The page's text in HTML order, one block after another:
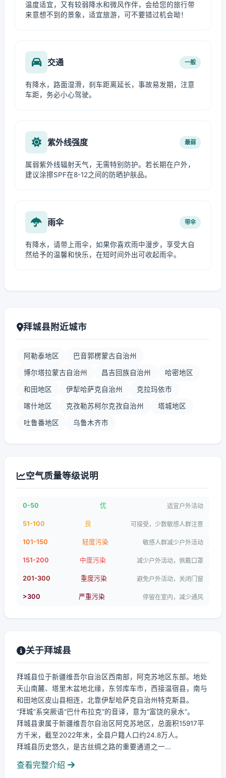
温度适宜，又有较弱降水和微风作伴，会给您的旅行带
来意想不到的景象，适宜旅游，可不要错过机会呦！
交通 一般
有降水，路面湿滑，刹车距离延长，事故易发期，注意
车距，务必小心驾驶。
紫外线强度 最弱
属弱紫外线辐射天气，无需特别防护。若长期在户外，
建议涂擦SPF在8-12之间的防晒护肤品。
雨伞 带伞
有降水，请带上雨伞，如果你喜欢雨中漫步，享受大自
然给予的温馨和快乐，在短时间外出可收起雨伞。
拜城县附近城市
阿勒泰地区 巴音郭楞蒙古自治州
博尔塔拉蒙古自治州 昌吉回族自治州 哈密地区
和田地区 伊犁哈萨克自治州 克拉玛依市
喀什地区 克孜勒苏柯尔克孜自治州 塔城地区
吐鲁番地区 乌鲁木齐市
空气质量等级说明
0-50 优 适宜户外活动
51-100 良 可接受，少数敏感人群注意
101-150 轻度污染 敏感人群减少户外活动
151-200 中度污染 减少户外活动，佩戴口罩
201-300 重度污染 避免户外活动，关闭门窗
>300 严重污染 停留在室内，减少通风
关于拜城县
拜城县位于新疆维吾尔自治区西南部，阿克苏地区东部。地处
天山南麓、塔里木盆地北缘，东邻库车市，西接温宿县，南与
和田地区皮山县相连，北靠伊犁哈萨克自治州特克斯县。
“拜城”系突厥语“巴什布拉克”的音译，意为“富饶的泉水”。
拜城县隶属于新疆维吾尔自治区阿克苏地区，总面积15917平
方千米，截至2022年末，全县户籍人口约24.8万人。
拜城县历史悠久，是古丝绸之路的重要通道之一...
查看完整介绍